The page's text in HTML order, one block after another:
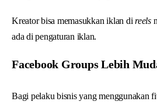
Kreator bisa memasukkan iklan di reels
ada di pengaturan iklan.
Facebook Groups Lebih
Bagi pelaku bisnis yang menggunakan